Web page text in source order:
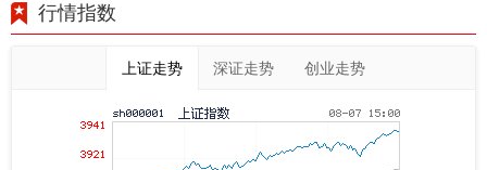
行情指数
上证走势 深证走势 创业走势